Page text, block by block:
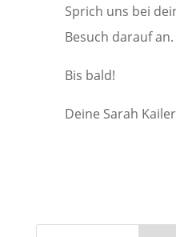
Sprich uns bei
Besuch darauf an.
Bis bald!
Deine Sarah Kailer